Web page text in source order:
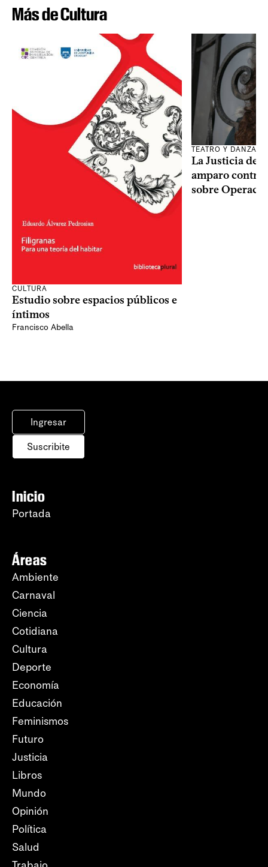
Más de Cultura
CULTURA
Estudio sobre espacios públicos e
íntimos
Francisco Abella
TEATRO Y DANZA
La Justicia
amparo contra
sobre
Ingresar
Suscribite
Inicio
Portada
Áreas
Ambiente
Carnaval
Ciencia
Cotidiana
Cultura
Deporte
Economía
Educación
Feminismos
Futuro
Justicia
Libros
Mundo
Opinión
Política
Salud